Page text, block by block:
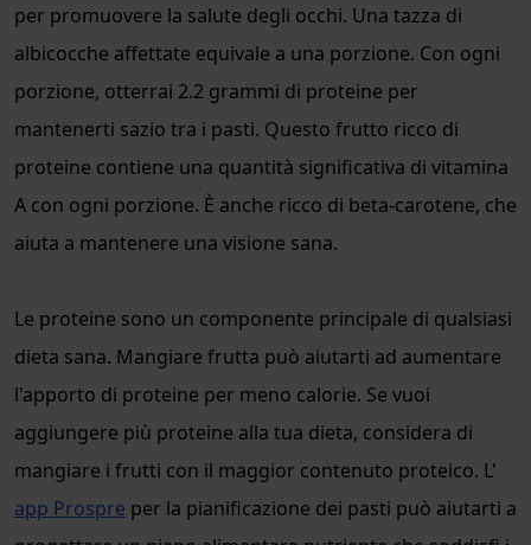
per promuovere la salute degli occhi. Una tazza di
albicocche affettate equivale a una porzione. Con ogni
porzione, otterrai 2.2 grammi di proteine per
mantenerti sazio tra i pasti. Questo frutto ricco di
proteine contiene una quantità significativa di vitamina
A con ogni porzione. È anche ricco di beta-carotene, che
aiuta a mantenere una visione sana.
Le proteine sono un componente principale di qualsiasi
dieta sana. Mangiare frutta può aiutarti ad aumentare
l'apporto di proteine per meno calorie. Se vuoi
aggiungere più proteine alla tua dieta, considera di
mangiare i frutti con il maggior contenuto proteico. L'
app Prospre per la pianificazione dei pasti può aiutarti a